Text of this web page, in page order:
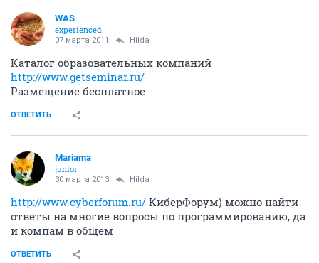
WAS
experienced
07 марта 2011 Hilda
Каталог образовательных компаний
http://www.getseminar.ru/
Размещение бесплатное
ОТВЕТИТЬ
Mariama
junior
30 марта 2013 Hilda
http://www.cyberforum.ru/ КиберФорум) можно найти
ответы на многие вопросы по программированию, да
и компам в общем
ОТВЕТИТЬ